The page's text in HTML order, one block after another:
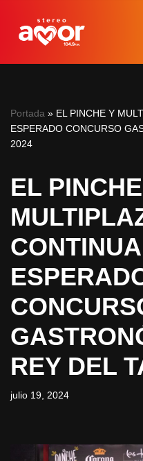
Saltar
Portada » EL PINCHE Y
ESPERADO CONCURSO
2024
EL
REY DEL
julio 19, 2024